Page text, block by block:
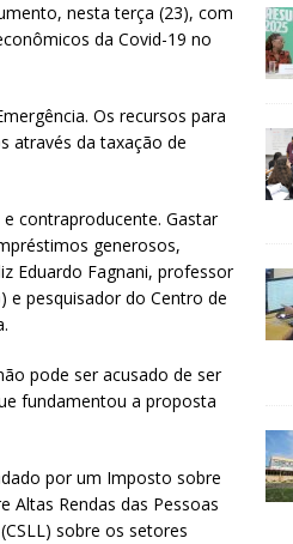
nesta terça (23), com
da Covid-19 no
Os recursos para
através da taxação de
contraproducente. Gastar
generosos,
Eduardo Fagnani, professor
e pesquisador do Centro de
pode ser acusado de ser
fundamentou a proposta
por um Imposto sobre
Altas Rendas das Pessoas
sobre os setores